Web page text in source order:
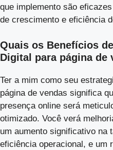
que implemento são
de crescimento e eficiência
Quais os Benefícios
Digital para página de
Ter a mim como seu
página de vendas significa
presença online será
otimizado. Você verá
um aumento significativo na
eficiência operacional, e um